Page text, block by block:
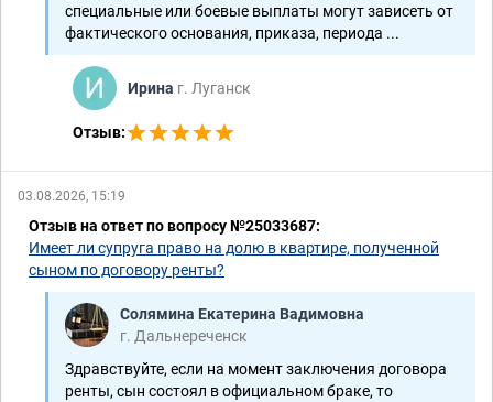
специальные или боевые выплаты могут зависеть от
фактического основания, приказа, периода ...
Ирина г. Луганск
Отзыв:
03.08.2026, 15:19
Отзыв на ответ по вопросу №25033687:
Имеет ли супруга право на долю в квартире, полученной
сыном по договору ренты?
Солямина Екатерина Вадимовна
г. Дальнереченск
Здравствуйте, если на момент заключения договора
ренты, сын состоял в официальном браке, то